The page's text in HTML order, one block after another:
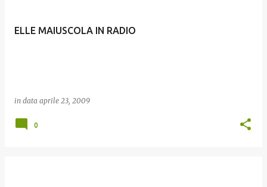
ELLE MAIUSCOLA IN RADIO
in data aprile 23, 2009
0